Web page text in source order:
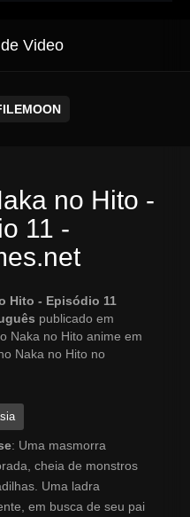
Video
no Hito -
11 -
Hito - Episódio 11
publicado em
Naka no Hito anime em
Naka no Hito no
: Uma masmorra
cheia de monstros
Uma ladra
em busca de seu pai